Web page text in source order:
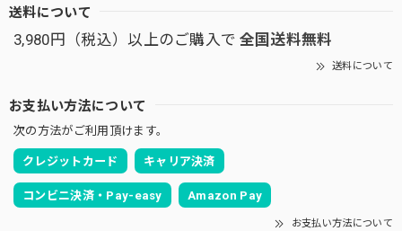
送料について
3,980円（税込）以上のご購入で 全国送料無料
送料について
お支払い方法について
次の方法がご利用頂けます。
クレジットカード キャリア決済
コンビニ決済・Pay-easy Amazon Pay
お支払い方法について